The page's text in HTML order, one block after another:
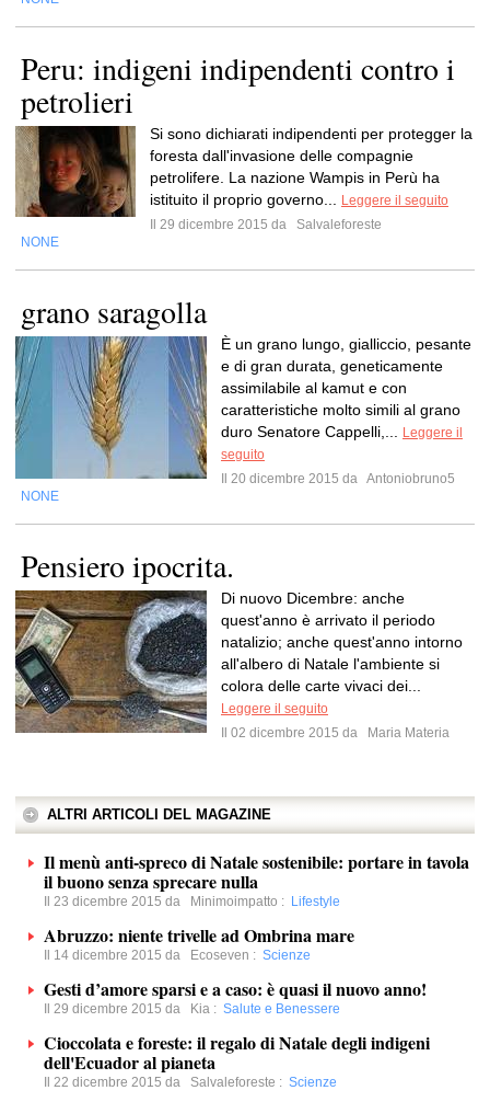
Peru: indigeni indipendenti contro i
petrolieri
Si sono dichiarati indipendenti per protegger la
foresta dall'invasione delle compagnie
petrolifere. La nazione Wampis in Perù ha
istituito il proprio governo...
Leggere il seguito
Il 29 dicembre 2015 da
Salvaleforeste
NONE
grano saragolla
È un grano lungo, gialliccio, pesante
e di gran durata, geneticamente
assimilabile al kamut e con
caratteristiche molto simili al grano
duro Senatore Cappelli,...
Leggere il
seguito
Il 20 dicembre 2015 da Antoniobruno5
NONE
Pensiero ipocrita.
Di nuovo Dicembre: anche
quest'anno è arrivato il periodo
natalizio; anche quest'anno intorno
all'albero di Natale l'ambiente si
colora delle carte vivaci dei...
Leggere il seguito
Il 02 dicembre 2015 da
Maria Materia
ALTRI ARTICOLI DEL MAGAZINE
Il menù anti-spreco di Natale sostenibile: portare in tavola
il buono senza sprecare nulla
Il 23 dicembre 2015 da Minimoimpatto : Lifestyle
Abruzzo: niente trivelle ad Ombrina mare
Il 14 dicembre 2015 da Ecoseven : Scienze
Gesti d’amore sparsi e a caso: è quasi il nuovo anno!
Il 29 dicembre 2015 da Kia : Salute e Benessere
Cioccolata e foreste: il regalo di Natale degli indigeni
dell'Ecuador al pianeta
Il 22 dicembre 2015 da Salvaleforeste : Scienze